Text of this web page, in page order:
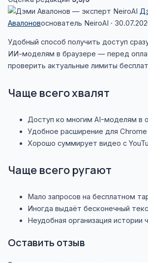
Авалоновоснователь NeiroAI ·
Удобный способ получить доступ
ИИ-моделям в браузере — перед
проверить актуальные лимиты
Чаще всего хвалят
Доступ ко многим AI-моделям в
Удобное расширение для Chrome
Хорошо суммирует видео с
Чаще всего ругают
Мало запросов на бесплатном
Иногда выдаёт бесконечный
Неудобная организация истории
Оставить отзыв